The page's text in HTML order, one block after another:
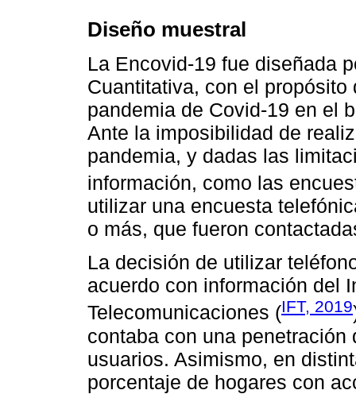
Diseño muestral
La Encovid-19 fue diseñada
Cuantitativa, con el
pandemia de Covid-19 en el
Ante la imposibilidad de
pandemia, y dadas las
información, como las
utilizar una encuesta
o más, que fueron
La decisión de utilizar
acuerdo con información del
Telecomunicaciones (IFT, 2019
contaba con una
usuarios. Asimismo, en
porcentaje de hogares con